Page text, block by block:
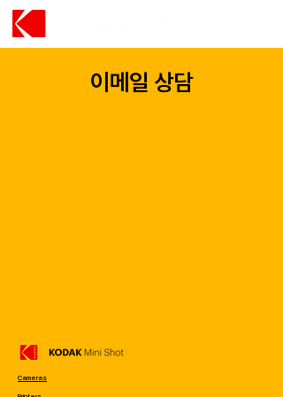
이메일 상담
Cameras